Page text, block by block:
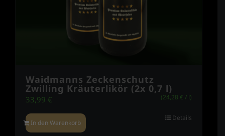
Waidmanns Zeckenschutz
Zwilling Kräuterlikör (2x 0,7 l)
33,99 € (24,28 € / l)
In den Warenkorb
Details